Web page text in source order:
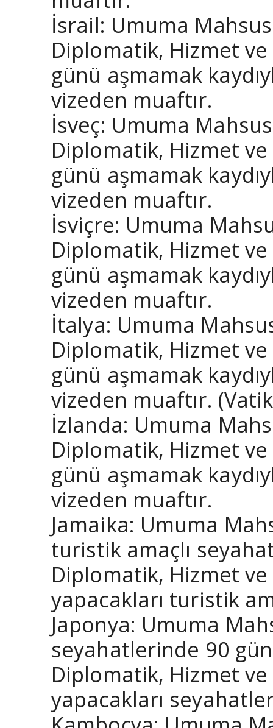
İsrail: Umuma
Diplomatik, Hizmet
günü aşmamak
vizeden muaftır.
İsveç: Umuma
Diplomatik, Hizmet
günü aşmamak
vizeden muaftır.
İsviçre: Umuma
Diplomatik, Hizmet
günü aşmamak
vizeden muaftır.
İtalya: Umuma
Diplomatik, Hizmet
günü aşmamak
vizeden muaftır.
İzlanda: Umuma
Diplomatik, Hizmet
günü aşmamak
vizeden muaftır.
Jamaika: Umuma
turistik amaçlı
Diplomatik, Hizmet
yapacakları turistik
Japonya: Umuma
seyahatlerinde 90
Diplomatik, Hizmet
yapacakları